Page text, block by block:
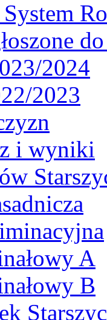
2024
2023
i wyniki
A
B